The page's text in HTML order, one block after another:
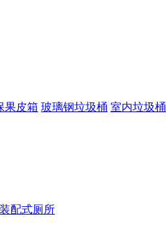
果皮箱 玻璃钢垃圾桶 室内垃圾桶
配式厕所